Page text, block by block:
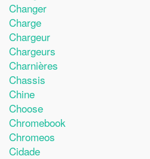
Changer
Charge
Chargeur
Chargeurs
Charnières
Chassis
Chine
Choose
Chromebook
Chromeos
Cidade